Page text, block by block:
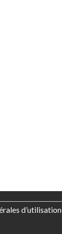
d’utilisation